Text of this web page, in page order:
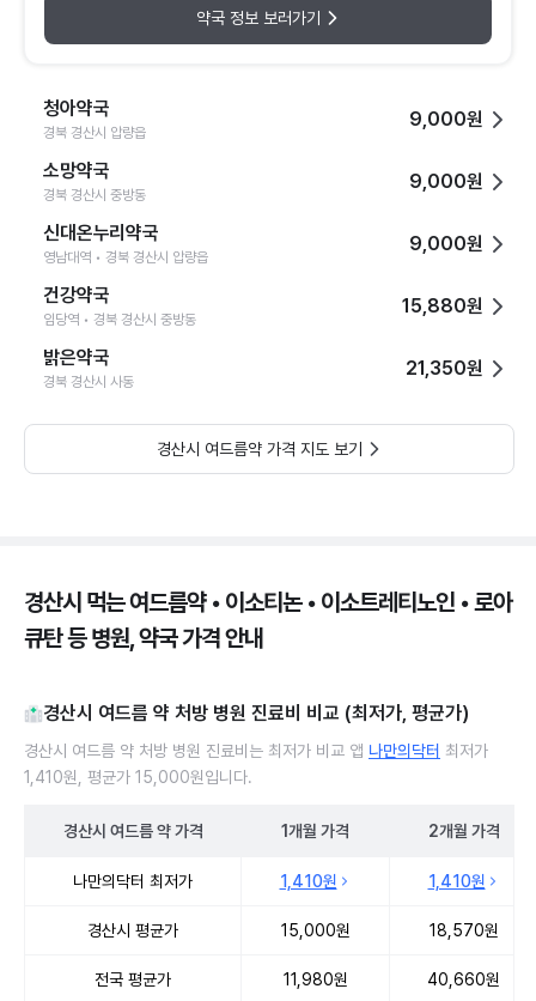
약국 정보 보러가기
청아약국
경북 경산시 압량읍
9,000원
소망약국
경북 경산시 중방동
9,000원
신대온누리약국
영남대역 • 경북 경산시 압량읍
9,000원
건강약국
임당역 • 경북 경산시 중방동
15,880원
밝은약국
경북 경산시 사동
21,350원
경산시 여드름약 가격 지도 보기
경산시 먹는 여드름약 • 이소티논 • 이소트레티노인 • 로아
큐탄 등 병원, 약국 가격 안내
경산시 여드름 약 처방 병원 진료비 비교 (최저가, 평균가)
경산시 여드름 약 처방 병원 진료비는 최저가 비교 앱 나만의닥터 최저가
1,410원, 평균가 15,000원입니다.
경산시 여드름 약가격 1개월 가격 2개월 가격
나만의닥터 최저가 1,410원 1,410원
경산시 평균가 15,000원 18,570원
전국 평균가 11,980원 40,660원